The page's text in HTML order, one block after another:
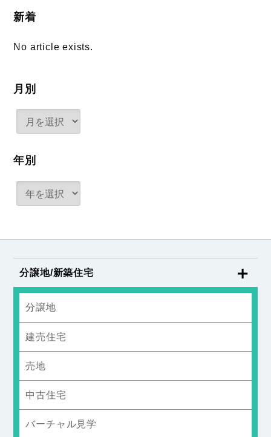
新着
No article exists.
月別
年別
分譲地/新築住宅
分譲地
建売住宅
売地
中古住宅
バーチャル見学